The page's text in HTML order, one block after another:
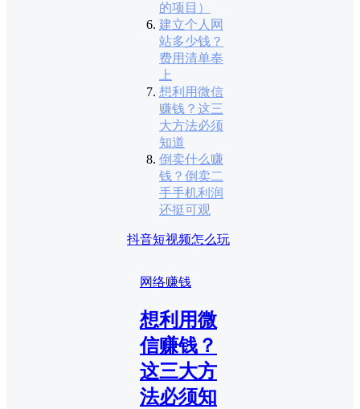
的项目）
建立个人网
站多少钱？
费用清单奉
上
想利用微信
赚钱？这三
大方法必须
知道
倒卖什么赚
钱？倒卖二
手手机利润
还挺可观
抖音短视频怎么玩
网络赚钱
想利用微
信赚钱？
这三大方
法必须知